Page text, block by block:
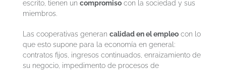
escrito, tienen un compromisocon la sociedad y sus
miembros.
Las cooperativas generan calidad en el empleocon lo
que esto supone para la economía en general:
contratos fijos, ingresos continuados, enraizamiento de
su negocio, impedimento de procesos de